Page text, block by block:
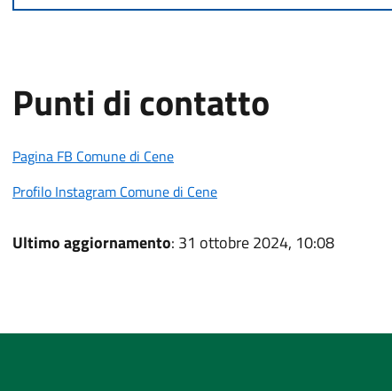
Punti di contatto
Pagina FB Comune di Cene
Profilo Instagram Comune di Cene
Ultimo aggiornamento: 31 ottobre 2024, 10:08